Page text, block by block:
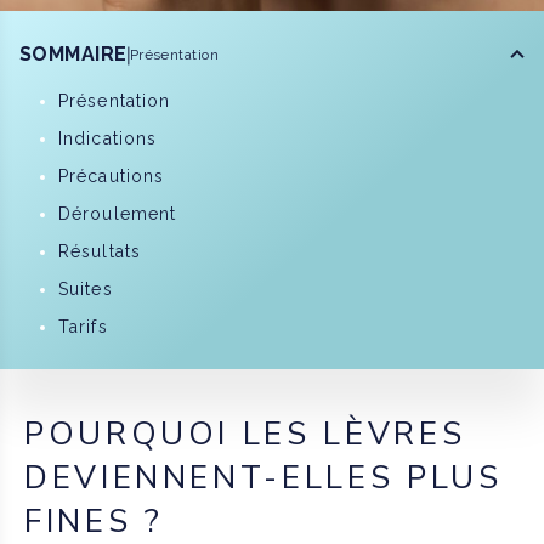
SOMMAIRE Présentation
Présentation
Indications
Précautions
Déroulement
Résultats
Suites
Tarifs
POURQUOI LES LÈVRES
DEVIENNENT-ELLES PLUS
FINES ?